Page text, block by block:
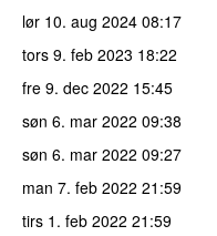
lør 10. aug 2024 08:17
tors 9. feb 2023 18:22
fre 9. dec 2022 15:45
søn 6. mar 2022 09:38
søn 6. mar 2022 09:27
man 7. feb 2022 21:59
tirs 1. feb 2022 21:59